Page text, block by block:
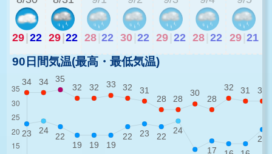
29 22 29 22 28 22 30 22 29 22 28 22 29 21
90日間気温(最高・最低気温)